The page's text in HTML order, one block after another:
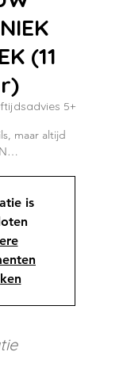
(11
5+
maar altijd
is